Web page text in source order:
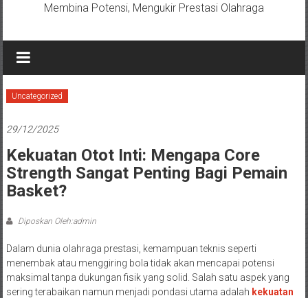
Membina Potensi, Mengukir Prestasi Olahraga
Uncategorized
29/12/2025
Kekuatan Otot Inti: Mengapa Core
Strength Sangat Penting Bagi Pemain
Basket?
Diposkan Oleh:admin
Dalam dunia olahraga prestasi, kemampuan teknis seperti
menembak atau menggiring bola tidak akan mencapai potensi
maksimal tanpa dukungan fisik yang solid. Salah satu aspek yang
sering terabaikan namun menjadi pondasi utama adalah kekuatan